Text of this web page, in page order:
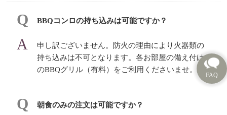
BBQコンロの持ち込みは可能ですか？
申し訳ございません。防火の理由により火器類の
持ち込みは不可となります。各お部屋の備え付け
のBBQグリル（有料）をご利用くださいませ。
朝食のみの注文は可能ですか？